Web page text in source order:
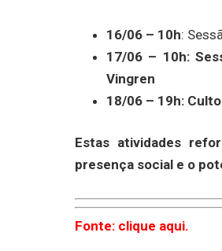
16/06 – 10h:
17/06 – 10h:
Vingren
18/06 – 19h:
Estas atividades
presença social e o
Fonte: clique aqui.